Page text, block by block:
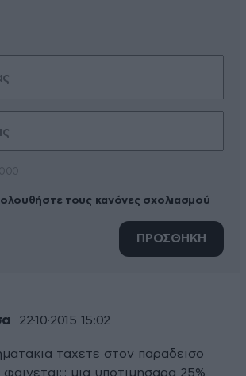
τους κανόνες σχολιασμού
ΠΡΟΣΘΗΚΗ
22·10·2015 15:02
ταχετε στον παραδεισο
μια υποτιμησαρα 25%